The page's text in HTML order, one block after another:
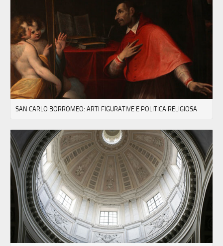
SAN CARLO BORROMEO: ARTI FIGURATIVE E POLITICA RELIGIOSA